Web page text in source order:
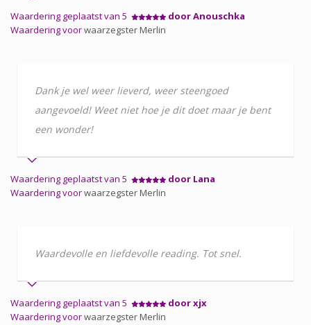
Waardering geplaatst van 5
door Anouschka
Waardering voorwaarzegster Merlin
Dank je wel weer lieverd, weer steengoed
aangevoeld! Weet niet hoe je dit doet maar je bent
een wonder!
Waardering geplaatst van 5
door Lana
Waardering voorwaarzegster Merlin
Waardevolle en liefdevolle reading. Tot snel.
Waardering geplaatst van 5
door xjx
Waardering voorwaarzegster Merlin